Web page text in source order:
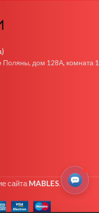
дом 128А, комната 1
сайтаMABLES.